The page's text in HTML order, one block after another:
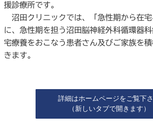
援診療所です。
沼田クリニックでは、「急性期から在
に、急性期を担う沼田脳神経外科循環器
宅療養をおこなう患者さん及びご家族を
きます。
詳細はホームページをご覧下
（新しいタブで開きます）